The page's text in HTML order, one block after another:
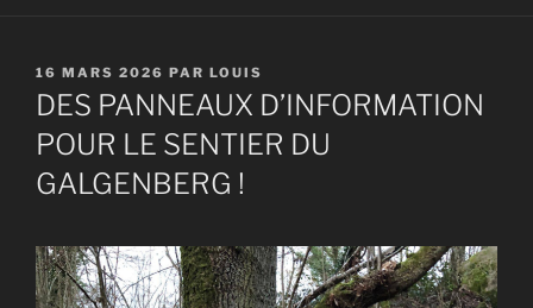
PUBLIÉ
LE
16 MARS 2026 PAR LOUIS
DES PANNEAUX D’INFORMATION
POUR LE SENTIER DU
GALGENBERG !